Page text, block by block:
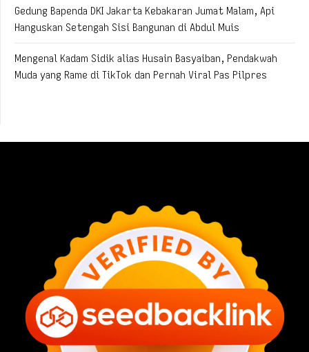
Gedung Bapenda DKI Jakarta Kebakaran Jumat Malam, Api
Hanguskan Setengah Sisi Bangunan di Abdul Muis
Mengenal Kadam Sidik alias Husain Basyaiban, Pendakwah
Muda yang Rame di TikTok dan Pernah Viral Pas Pilpres